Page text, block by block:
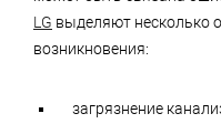
LG выделяют несколько
возникновения:
загрязнение